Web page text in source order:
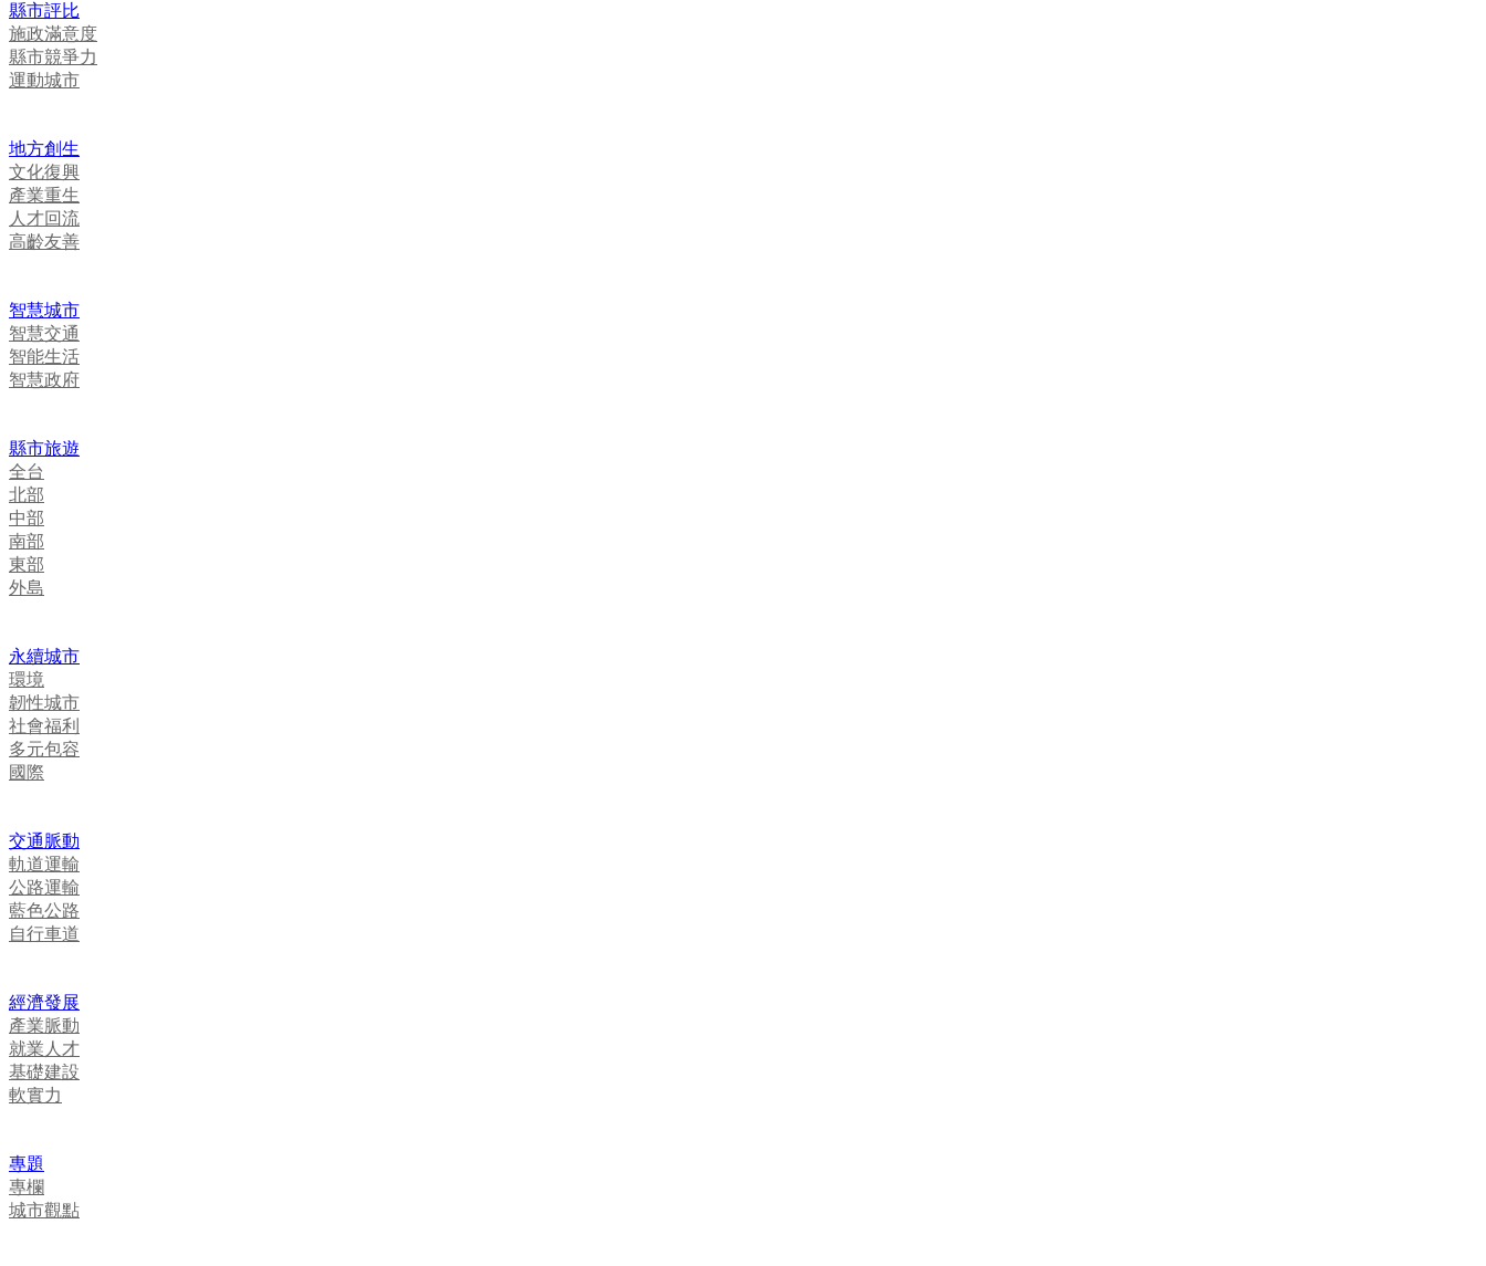
縣市評比
施政滿意度
縣市競爭力
運動城市
地方創生
文化復興
產業重生
人才回流
高齡友善
智慧城市
智慧交通
智能生活
智慧政府
縣市旅遊
全台
北部
中部
南部
東部
外島
永續城市
環境
韌性城市
社會福利
多元包容
國際
交通脈動
軌道運輸
公路運輸
藍色公路
自行車道
經濟發展
產業脈動
就業人才
基礎建設
軟實力
專題
專欄
城市觀點